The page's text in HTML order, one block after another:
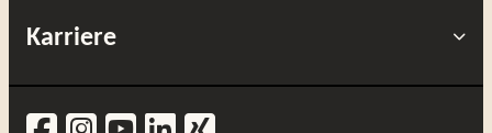
Karriere